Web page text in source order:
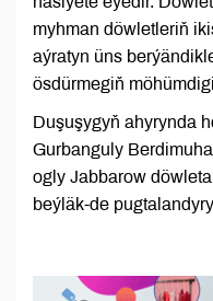
myhman döwletleriň
aýratyn üns
ösdürmegiň
Duşuşygyň ahyrynda
Gurbanguly
ogly Jabbarow
beýläk-de